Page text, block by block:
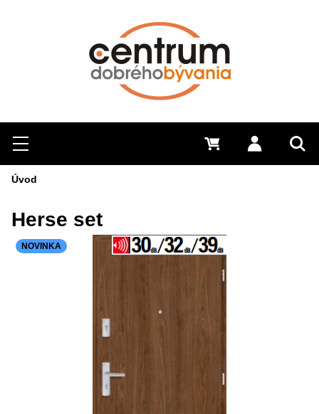
Hľadať
Menu Prihlásiť
0 €
Úvod
Herse set
NOVINKA